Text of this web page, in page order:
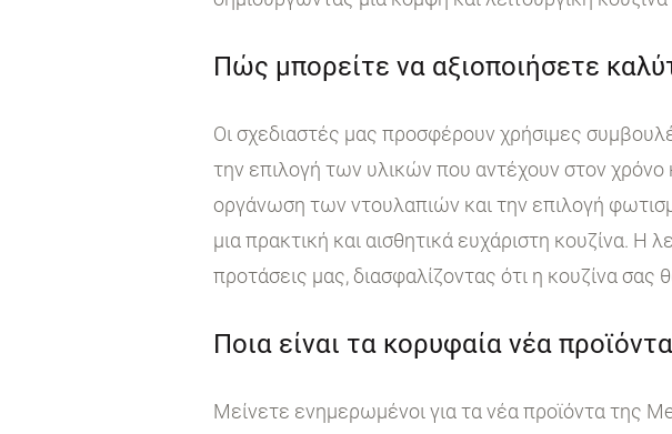
Πώς μπορείτε να αξιοποιήσετε
Οι σχεδιαστές μας προσφέρουν χρήσιμες
την επιλογή των υλικών που αντέχουν στον χρόνο
οργάνωση των ντουλαπιών και την επιλογή
μια πρακτική και αισθητικά ευχάριστη κουζίνα. Η
προτάσεις μας, διασφαλίζοντας ότι η κουζίνα σας
Ποια είναι τα κορυφαία νέα
Μείνετε ενημερωμένοι για τα νέα προϊόντα της